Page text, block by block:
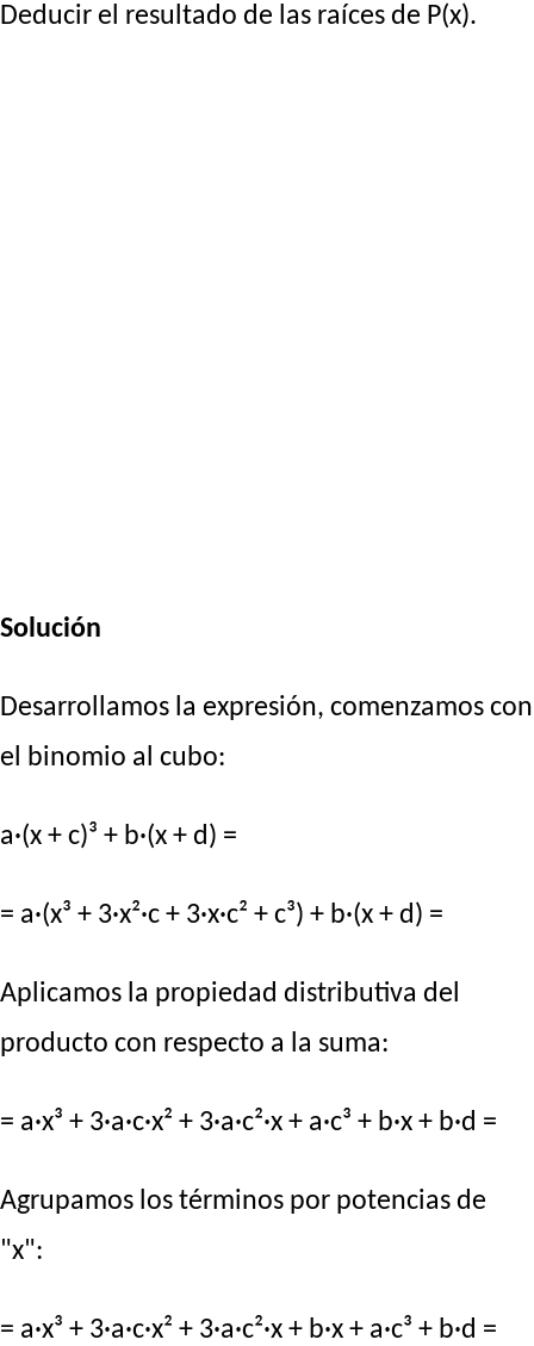
Deducir el resultado de las raíces de P(x).
Solución
Desarrollamos la expresión, comenzamos con
el binomio al cubo:
a·(x + c)³ + b·(x + d) =
= a·(x³ + 3·x²·c + 3·x·c² + c³) + b·(x + d) =
Aplicamos la propiedad distributiva del
producto con respecto a la suma:
= a·x³ + 3·a·c·x² + 3·a·c²·x + a·c³ + b·x + b·d =
Agrupamos los términos por potencias de
"x":
= a·x³ + 3·a·c·x² + 3·a·c²·x + b·x + a·c³ + b·d =